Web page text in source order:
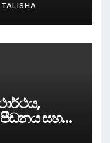
පීඩනය සහ